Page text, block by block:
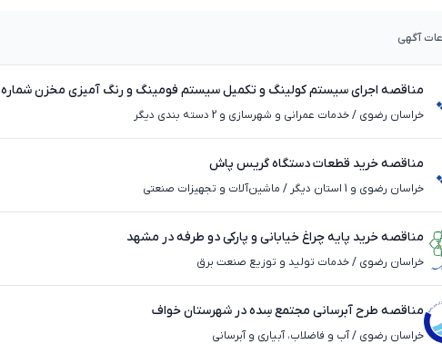
آگهی
مناقصه اجرای سیستم کولینگ و تکمیل سیستم فومینگ و رنگ آمیزی مخزن شماره 43 در مشهد
خراسان رضوی /خدمات عمرانی و شهرسازی و 2 دسته بندی دیگر
مناقصه خرید قطعات دستگاه گریس پاش
خراسان رضوی و 1 استان دیگر / ماشین‌آلات و تجهیزات صنعتی
مناقصه خرید پایه چراغ خیابانی و پارکی دو طرفه در مشهد
خراسان رضوی /خدمات تولید و توزیع صنعت برق
مناقصه طرح آبرسانی مجتمع سِده در شهرستان خواف
خراسان رضوی /آب و فاضلاب، آبیاری و آبرسانی